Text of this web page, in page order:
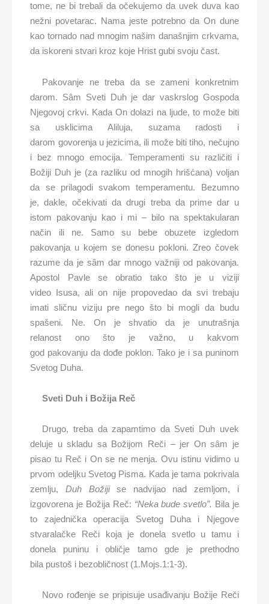
tome, ne bi trebali da očekujemo da uvek duva kao
nežni povetarac. Nama jeste potrebno da On dune
kao tornado nad mnogim našim današnjim crkvama,
da iskoreni stvari kroz koje Hrist gubi svoju čast.
Pakovanje ne treba da se zameni konkretnim
darom. Sâm Sveti Duh je dar vaskrslog Gospoda
Njegovoj crkvi. Kada On dolazi na ljude, to može biti
sa usklicima Aliluja, suzama radosti i
darom govorenja u jezicima, ili može biti tiho, nečujno
i bez mnogo emocija. Temperamenti su različiti i
Božiji Duh je (za razliku od mnogih hrišćana) voljan
da se prilagodi svakom temperamentu. Bezumno
je, dakle, očekivati da drugi treba da prime dar u
istom pakovanju kao i mi – bilo na spektakularan
način ili ne. Samo su bebe obuzete izgledom
pakovanja u kojem se donesu pokloni. Zreo čovek
razume da je sâm dar mnogo važniji od pakovanja.
Apostol Pavle se obratio tako što je u viziji
video Isusa, ali on nije propovedao da svi trebaju
imati sličnu viziju pre nego što bi mogli da budu
spašeni. Ne. On je shvatio da je unutrašnja
relanost ono što je važno, u kakvom
god pakovanju da dođe poklon. Tako je i sa puninom
Svetog Duha.
Sveti Duh i Božija Reč
Drugo, treba da zapamtimo da Sveti Duh uvek
deluje u skladu sa Božijom Reči – jer On sâm je
pisao tu Reč i On se ne menja. Ovu istinu vidimo u
prvom odeljku Svetog Pisma. Kada je tama pokrivala
zemlju, Duh Božijise nadvijao nad zemljom, i
izgovorena je Božija Reč: “Neka bude svetlo”. Bila je
to zajednička operacija Svetog Duha i Njegove
stvaralačke Reči koja je donela svetlo u tamu i
donela puninu i obličje tamo gde je prethodno
bila pustoš i bezobličnost (1.Mojs.1:1-3).
Novo rođenje se pripisuje usađivanju Božije Reči